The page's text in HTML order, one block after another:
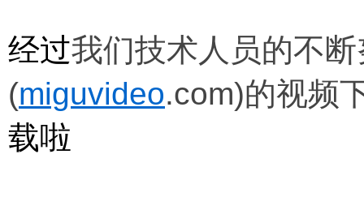
经过我们技术人员的不
(miguvideo.com)的视频
载啦